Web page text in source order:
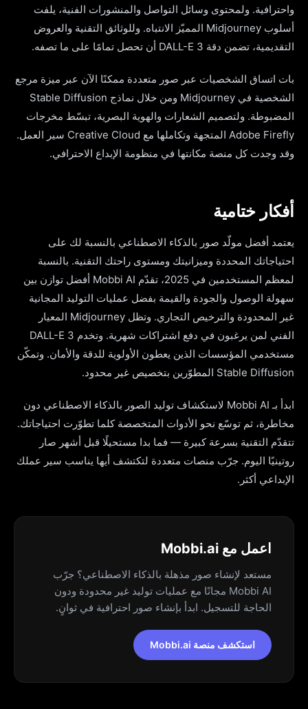
واحترافية. ولمحتوى وسائل التواصل والمنشورات الفنية، يلفت
أسلوب Midjourney المميّز الانتباه. وللوثائق التقنية والعروض
التقديمية، تضمن دقة DALL-E 3 أن تحصل تمامًا على ما تصفه.
بات اتساق الشخصيات عبر صور متعددة ممكنًا الآن عبر ميزة مرجع
الشخصية في Midjourney ومن خلال نماذج Stable Diffusion
المضبوطة. ولتصميم الشعارات والهوية البصرية، تبسّط مخرجات
Adobe Firefly المتجهة وتكاملها مع Creative Cloud سير العمل.
وقد وجدت كل منصة مكانتها في منظومة الإبداع الاحترافي.
أفكار ختامية
يعتمد أفضل مولّد صور بالذكاء الاصطناعي بالنسبة لك على
احتياجاتك المحددة وميزانيتك ومستوى راحتك التقنية. بالنسبة
لمعظم المستخدمين في 2025، تقدّم Mobbi AI أفضل توازن بين
سهولة الوصول والجودة والقيمة بفضل عمليات التوليد المجانية
غير المحدودة والترخيص التجاري. وتظل Midjourney المعيار
الفني لمن يرغبون في دفع اشتراكات شهرية. وتخدم DALL-E 3
مستخدمي المؤسسات الذين يعطون الأولوية للدقة والأمان. وتمكّن
Stable Diffusion المطوّرين بتخصيص غير محدود.
ابدأ بـ Mobbi AI لاستكشاف توليد الصور بالذكاء الاصطناعي دون
مخاطرة، ثم توسّع نحو الأدوات المتخصصة كلما تطوّرت احتياجاتك.
تتقدّم التقنية بسرعة كبيرة — فما بدا مستحيلًا قبل أشهر صار
روتينيًا اليوم. جرّب منصات متعددة لتكتشف أيها يناسب سير عملك
الإبداعي أكثر.
اعمل مع Mobbi.ai
مستعد لإنشاء صور مذهلة بالذكاء الاصطناعي؟ جرّب
Mobbi AI مجانًا مع عمليات توليد غير محدودة ودون
الحاجة للتسجيل. ابدأ بإنشاء صور احترافية في ثوانٍ.
استكشف منصة Mobbi.ai